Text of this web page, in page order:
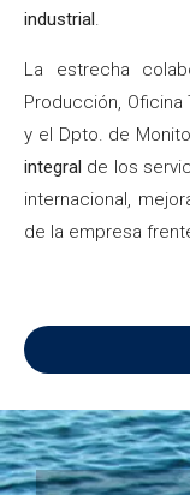
industrial .
La estrecha
Producción,
y el Dpto. de
integral de los
internacional,
de la empresa